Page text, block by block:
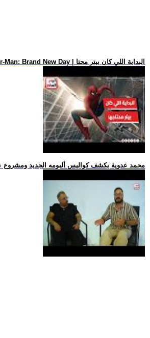
.. فيلم Spider-Man: Brand New Day | البداية اللي كان بيتر محتا
.. محمد عدوية يكشف كواليس ألبومه الجديد